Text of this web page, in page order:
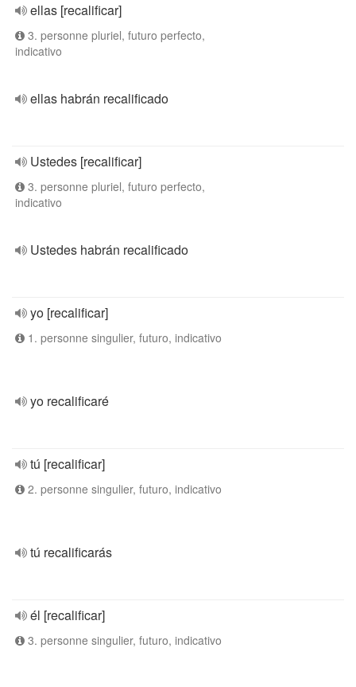
ellas [recalificar]
3. personne pluriel, futuro perfecto,
indicativo
ellas habrán recalificado
Ustedes [recalificar]
3. personne pluriel, futuro perfecto,
indicativo
Ustedes habrán recalificado
yo [recalificar]
1. personne singulier, futuro, indicativo
yo recalificaré
tú [recalificar]
2. personne singulier, futuro, indicativo
tú recalificarás
él [recalificar]
3. personne singulier, futuro, indicativo